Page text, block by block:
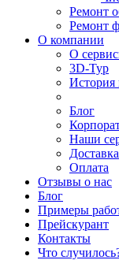
Ремонт
Ремонт
О компании
О
3D-Тур
История
Блог
Наши
Доставка
Оплата
Отзывы о нас
Блог
Примеры
Прейскурант
Контакты
Что